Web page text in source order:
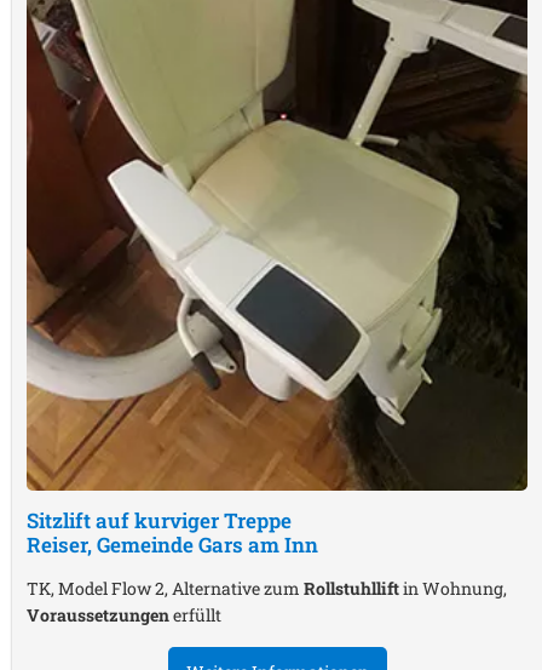
Sitzlift auf kurviger Treppe
Reiser, Gemeinde Gars am Inn
TK, Model Flow 2, Alternative zum Rollstuhlliftin Wohnung,
Voraussetzungenerfüllt